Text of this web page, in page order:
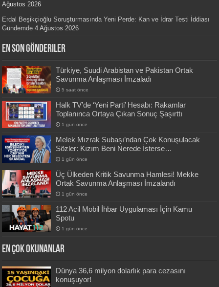
Ağustos 2026
Erdal Beşikçioğlu Soruşturmasında Yeni Perde: Kan ve İdrar Testi İddiası
Gündemde 4 Ağustos 2026
En Son Gönderiler
Türkiye, Suudi Arabistan ve Pakistan Ortak
Savunma Anlaşması İmzaladı
5 saat önce
Halk TV’de ‘Yeni Parti’ Hesabı: Rakamlar
Toplanınca Ortaya Çıkan Sonuç Şaşırttı
1 gün önce
Melek Mızrak Subaşı’ndan Çok Konuşulacak
Sözler: Kızım Beni Nerede İsterse…
1 gün önce
Üç Ülkeden Kritik Savunma Hamlesi! Mekke
Ortak Savunma Anlaşması İmzalandı
1 gün önce
112 Acil Mobil İhbar Uygulaması İçin Kamu
Spotu
1 gün önce
En Çok okunanlar
Dünya 36,6 milyon dolarlık para cezasını
konuşuyor!